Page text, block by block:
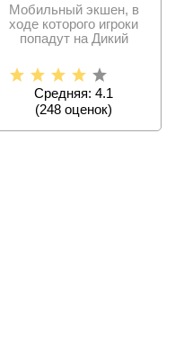
Мобильный экшен, в
ходе которого игроки
попадут на Дикий
Средняя: 4.1
(248 оценок)